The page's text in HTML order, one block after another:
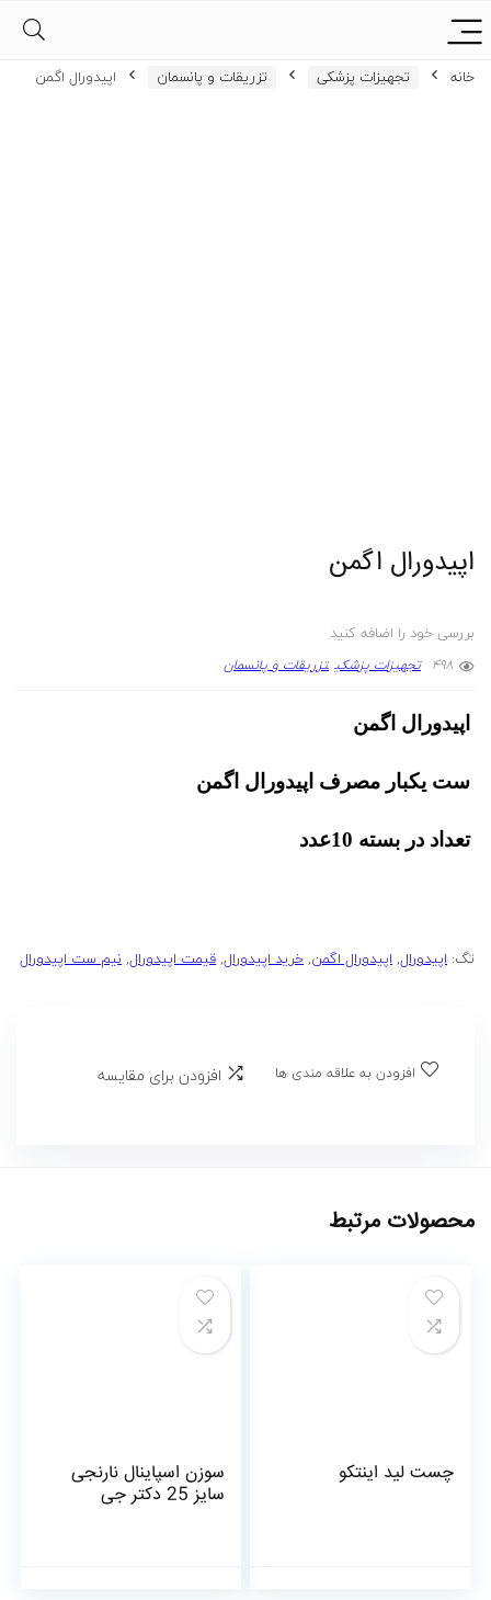
خانه تجهیزات پزشکی تزریقات و پانسمان اپیدورال اگمن
اپیدورال اگمن
بررسی خود را اضافه کنید
498 تجهیزات پزشکی تزریقات و پانسمان
اپیدورال اگمن
ست یکبار مصرف اپیدورال اگمن
تعداد در بسته 10عدد
تگ: اپیدورال,اپیدورال اگمن,خرید اپیدورال,قیمت اپیدورال,نیم ست اپیدورال
افزودن به علاقه مندی ها افزودن برای مقایسه
محصولات مرتبط
چست لید اینتکو
سوزن اسپاینال نارنجی
سایز 25 دکتر جی